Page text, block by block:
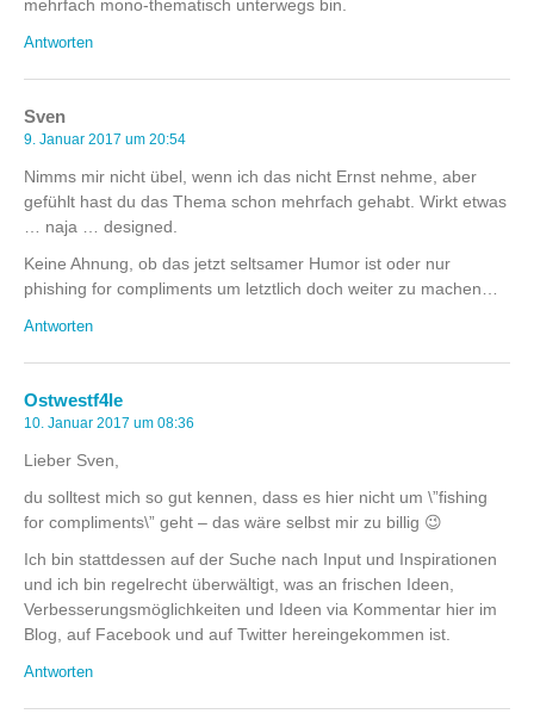
mehrfach mono-thematisch unterwegs bin.
Antworten
Sven
9. Januar 2017 um 20:54
Nimms mir nicht übel, wenn ich das nicht Ernst nehme, aber
gefühlt hast du das Thema schon mehrfach gehabt. Wirkt etwas
… naja … designed.
Keine Ahnung, ob das jetzt seltsamer Humor ist oder nur
phishing for compliments um letztlich doch weiter zu machen…
Antworten
Ostwestf4le
10. Januar 2017 um 08:36
Lieber Sven,
du solltest mich so gut kennen, dass es hier nicht um \”fishing
for compliments\” geht – das wäre selbst mir zu billig 😉
Ich bin stattdessen auf der Suche nach Input und Inspirationen
und ich bin regelrecht überwältigt, was an frischen Ideen,
Verbesserungsmöglichkeiten und Ideen via Kommentar hier im
Blog, auf Facebook und auf Twitter hereingekommen ist.
Antworten